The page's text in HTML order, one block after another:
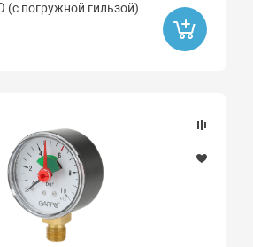
(с погружной гильзой)